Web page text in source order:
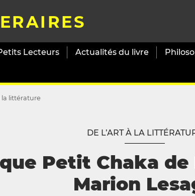
Lecteurs Actualités du livre
la littérature
DE L’ART À LA
Petit Chaka
Marion